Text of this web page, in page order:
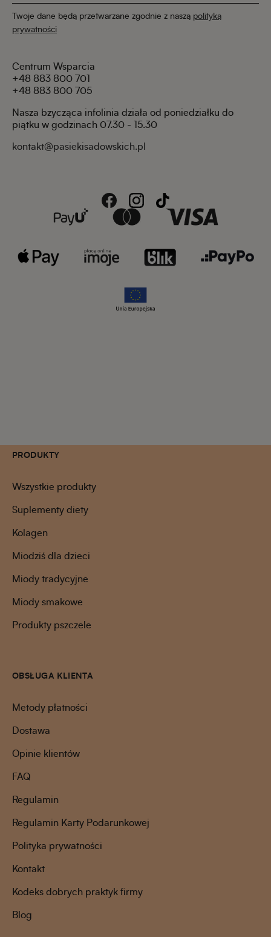
Twoje dane będą przetwarzane zgodnie z naszą polityką
prywatności
Centrum Wsparcia
+48 883 800 701
+48 883 800 705
Nasza bzycząca infolinia działa od poniedziałku do
piątku w godzinach 07.30 - 15.30
kontakt@pasiekisadowskich.pl
PRODUKTY
Wszystkie produkty
Suplementy diety
Kolagen
Miodziś dla dzieci
Miody tradycyjne
Miody smakowe
Produkty pszczele
OBSŁUGA KLIENTA
Metody płatności
Dostawa
Opinie klientów
FAQ
Regulamin
Regulamin Karty Podarunkowej
Polityka prywatności
Kontakt
Kodeks dobrych praktyk firmy
Blog